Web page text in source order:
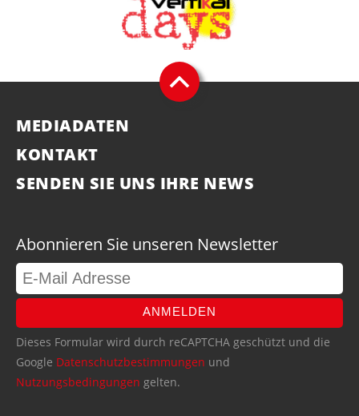
MEDIADATEN
KONTAKT
SENDEN SIE UNS IHRE NEWS
Abonnieren Sie unseren Newsletter
ANMELDEN
Dieses Formular wird durch reCAPTCHA geschützt und die
Google Datenschutzbestimmungen und
Nutzungsbedingungen gelten.